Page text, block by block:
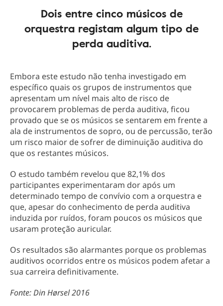
Dois entre cinco músicos de
orquestra registam algum tipo de
perda auditiva.
Embora este estudo não tenha investigado em
específico quais os grupos de instrumentos que
apresentam um nível mais alto de risco de
provocarem problemas de perda auditiva, ficou
provado que se os músicos se sentarem em frente a
ala de instrumentos de sopro, ou de percussão, terão
um risco maior de sofrer de diminuição auditiva do
que os restantes músicos.
O estudo também revelou que 82,1% dos
participantes experimentaram dor após um
determinado tempo de convívio com a orquestra e
que, apesar do conhecimento de perda auditiva
induzida por ruídos, foram poucos os músicos que
usaram proteção auricular.
Os resultados são alarmantes porque os problemas
auditivos ocorridos entre os músicos podem afetar a
sua carreira definitivamente.
Fonte: Din Hørsel 2016